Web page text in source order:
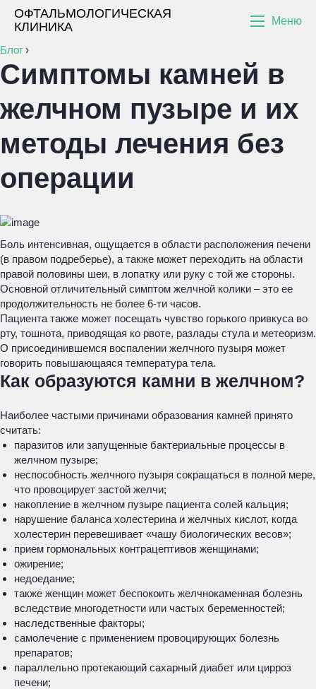
ОФТАЛЬМОЛОГИЧЕСКАЯ
КЛИНИКА
Меню
Блог ›
Симптомы камней в
желчном пузыре и их
методы лечения без
операции
Боль интенсивная, ощущается в области расположения печени
(в правом подреберье), а также может переходить на области
правой половины шеи, в лопатку или руку с той же стороны.
Основной отличительный симптом желчной колики – это ее
продолжительность не более 6-ти часов.
Пациента также может посещать чувство горького привкуса во
рту, тошнота, приводящая ко рвоте, разлады стула и метеоризм.
О присоединившемся воспалении желчного пузыря может
говорить повышающаяся температура тела.
Как образуются камни в желчном?
Наиболее частыми причинами образования камней принято
считать:
паразитов или запущенные бактериальные процессы в
желчном пузыре;
неспособность желчного пузыря сокращаться в полной мере,
что провоцирует застой желчи;
накопление в желчном пузыре пациента солей кальция;
нарушение баланса холестерина и желчных кислот, когда
холестерин перевешивает «чашу биологических весов»;
прием гормональных контрацептивов женщинами;
ожирение;
недоедание;
также женщин может беспокоить желчнокаменная болезнь
вследствие многодетности или частых беременностей;
наследственные факторы;
самолечение с применением провоцирующих болезнь
препаратов;
параллельно протекающий сахарный диабет или цирроз
печени;